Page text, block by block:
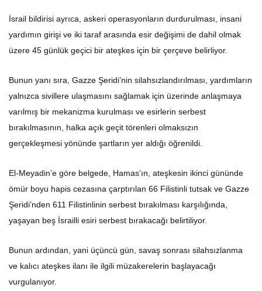
İsrail bildirisi ayrıca, askeri operasyonların durdurulması, insani
yardımın girişi ve iki taraf arasında esir değişimi de dahil olmak
üzere 45 günlük geçici bir ateşkes için bir çerçeve belirliyor.
Bunun yanı sıra, Gazze Şeridi’nin silahsızlandırılması, yardımların
yalnızca sivillere ulaşmasını sağlamak için üzerinde anlaşmaya
varılmış bir mekanizma kurulması ve esirlerin serbest
bırakılmasının, halka açık geçit törenleri olmaksızın
gerçekleşmesi yönünde şartların yer aldığı öğrenildi.
El-Meyadin’e göre belgede, Hamas’ın, ateşkesin ikinci gününde
ömür boyu hapis cezasına çarptırılan 66 Filistinli tutsak ve Gazze
Şeridi’nden 611 Filistinlinin serbest bırakılması karşılığında,
yaşayan beş İsrailli esiri serbest bırakacağı belirtiliyor.
Bunun ardından, yani üçüncü gün, savaş sonrası silahsızlanma
ve kalıcı ateşkes ilanı ile ilgili müzakerelerin başlayacağı
vurgulanıyor.